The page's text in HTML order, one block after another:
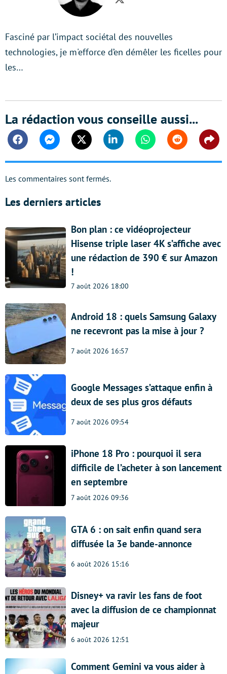
Twitter
Fasciné par l’impact sociétal des nouvelles
technologies, je m'efforce d’en démêler les ficelles pour
les…
La rédaction vous conseille aussi...
FacebookMessengerTwitter Linkedin WhatsappReddit
Les commentaires sont fermés.
Les derniers articles
Bon plan : ce vidéoprojecteur
Hisense triple laser 4K s’affiche avec
une rédaction de 390 € sur Amazon
!
7 août 2026 18:00
Android 18 : quels Samsung Galaxy
ne recevront pas la mise à jour ?
7 août 2026 16:57
Google Messages s’attaque enfin à
deux de ses plus gros défauts
7 août 2026 09:54
iPhone 18 Pro : pourquoi il sera
difficile de l’acheter à son lancement
en septembre
7 août 2026 09:36
GTA 6 : on sait enfin quand sera
diffusée la 3e bande-annonce
6 août 2026 15:16
Disney+ va ravir les fans de foot
avec la diffusion de ce championnat
majeur
6 août 2026 12:51
Comment Gemini va vous aider à